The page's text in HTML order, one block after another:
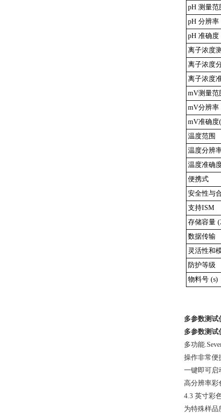
pH 测量范
pH 分辨率
pH 准确度
离子浓度
离子浓度
离子浓度
mV测量范
mV分辨率
mV准确度
温度范围
温度分辨
温度准确
便携式
安全性与
支持ISM
存储容量
数据传输
灵活性和
防护等级
物料号 (s)
多参数测试
多参数测试
多功能
操作非常便
一键即可启
高分辨率彩
4.3 英寸彩
为特殊样品